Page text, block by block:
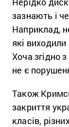
зазнають і
Наприклад,
які
Хоча згідно
не є
Також
закриття
класів,